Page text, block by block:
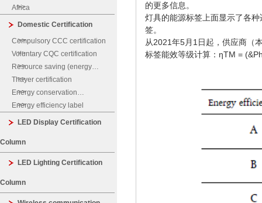
Africa
Domestic Certification
Compulsory CCC certification
Voluntary CQC certification
Resource saving (energy
saving, water saving)
certification
Thayer certification
Energy conservation
certification
Energy efficiency label
LED Display Certification
Column
LED Lighting Certification
Column
的更多信息。
灯具的能源标签上面显示了各
签。
从2021年5月1日起，供应商（
标签能效等级计算：ƞTM =